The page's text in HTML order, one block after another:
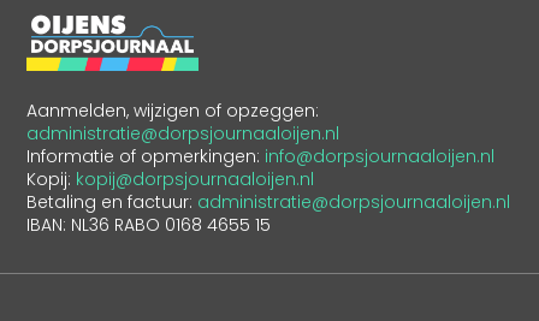
Aanmelden, wijzigen of opzeggen:
administratie@dorpsjournaaloijen.nl
Informatie of opmerkingen: info@dorpsjournaaloijen.nl
Kopij: kopij@dorpsjournaaloijen.nl
Betaling en factuur: administratie@dorpsjournaaloijen.nl
IBAN: NL36 RABO 0168 4655 15